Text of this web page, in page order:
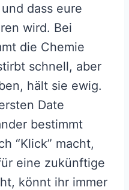
dass eure
wird. Bei
die Chemie
schnell, aber
hält sie ewig.
Date
bestimmt
“Klick” macht,
eine zukünftige
könnt ihr immer